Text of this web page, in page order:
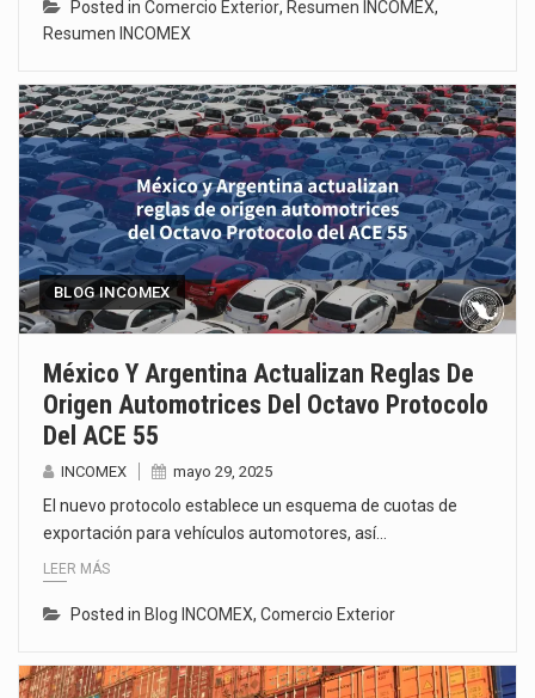
Posted in Comercio Exterior, Resumen INCOMEX,
Resumen INCOMEX
BLOG INCOMEX
México Y Argentina Actualizan Reglas De
Origen Automotrices Del Octavo Protocolo
Del ACE 55
INCOMEX mayo 29, 2025
El nuevo protocolo establece un esquema de cuotas de
exportación para vehículos automotores, así…
LEER MÁS
Posted in Blog INCOMEX, Comercio Exterior